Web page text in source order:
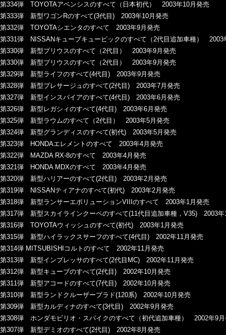
第334弾 TOYOTAアベンシスのすべて（日本初代） 2003年10月発売
第333弾 新型ワゴンRのすべて(3代目) 2003年10月発売
第332弾 TOYOTAシエンタのすべて 2003年9月発売
第331弾 NISSANキューブキュービックのすべて（2代目追加車種） 2003
第330弾 新型プリウスのすべて（2代目） 2003年9月発売
第330弾 新型プリウスのすべて（2代目） 2003年9月発売
第329弾 新型ライフのすべて(4代目) 2003年9月発売
第328弾 新型プレサージュのすべて(2代目) 2003年7月発売
第327弾 新型インスパイアのすべて(4代目) 2003年6月発売
第326弾 新型レガシィのすべて(4代目) 2003年6月発売
第325弾 新型ラウムのすべて（2代目） 2003年5月発売
第324弾 新型グランディスのすべて(初代) 2003年5月発売
第323弾 HONDAエレメントのすべて 2003年4月発売
第322弾 MAZDA RX-8のすべて 2003年4月発売
第321弾 HONDA MDXのすべて 2003年4月発売
第320弾 新型ハリアーのすべて(2代目) 2003年2月発売
第319弾 NISSANティアナのすべて(初代) 2003年2月発売
第318弾 新型ランサーエボリューションVIIIのすべて 2003年1月発売
第317弾 新型スカイラインクーペのすべて(11代目追加車種，V35) 2003年
第316弾 TOYOTAウィッシュのすべて(初代) 2003年1月発売
第315弾 新型ハイラックスサーフのすべて(4代目) 2002年11月発売
第314弾 MITSUBISHIコルトのすべて 2002年11月発売
第313弾 新型インプレッサのすべて(2代目MC) 2002年11月発売
第312弾 新型キューブのすべて(2代目) 2002年10月発売
第311弾 新型アコードのすべて(7代目) 2002年10月発売
第310弾 新型ランドクルーザープラド(120系) 2002年10月発売
第309弾 新型カルディナのすべて(3代目) 2002年9月発売
第308弾 ホンダモビリオ・スパイクのすべて（初代追加車種） 2002年9月
第307弾 新型デミオのすべて(2代目) 2002年8月発売